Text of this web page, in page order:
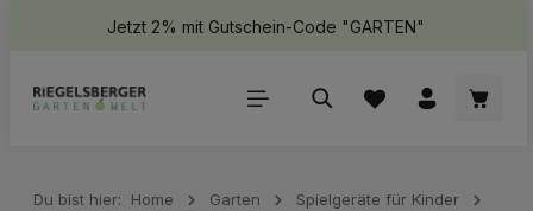
springenJetzt 2% mit Gutschein-Code "GARTEN"
Du bist hier: Home Garten
Spielgeräte für Kinder